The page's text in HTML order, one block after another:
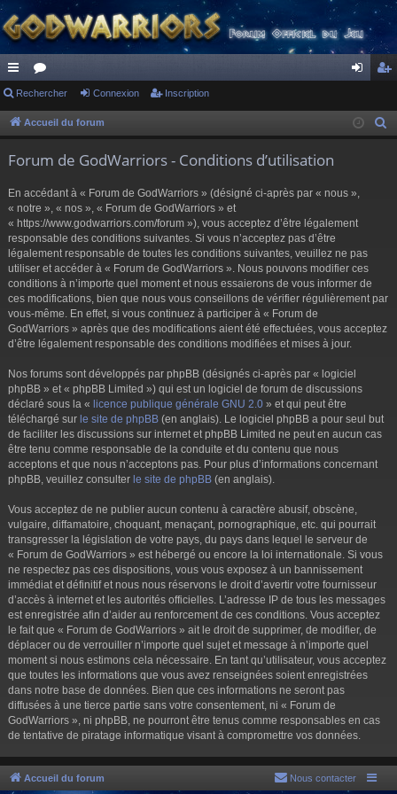
ac
co
s
or
u ne cri
Rechercher Connexion Inscription
Accueil du forum
Forum de GodWarriors - Conditions d’utilisation
En accédant à « Forum de GodWarriors » (désigné ci-après par « nous »,
« notre », « nos », « Forum de GodWarriors » et
« https://www.godwarriors.com/forum »), vous acceptez d’être légalement
responsable des conditions suivantes. Si vous n’acceptez pas d’être
légalement responsable de toutes les conditions suivantes, veuillez ne pas
utiliser et accéder à « Forum de GodWarriors ». Nous pouvons modifier ces
conditions à n’importe quel moment et nous essaierons de vous informer de
ces modifications, bien que nous vous conseillons de vérifier régulièrement par
vous-même. En effet, si vous continuez à participer à « Forum de
GodWarriors » après que des modifications aient été effectuées, vous acceptez
d’être légalement responsable des conditions modifiées et mises à jour.
Nos forums sont développés par phpBB (désignés ci-après par « logiciel
phpBB » et « phpBB Limited ») qui est un logiciel de forum de discussions
déclaré sous la « licence publique générale GNU 2.0 » et qui peut être
téléchargé sur le site de phpBB (en anglais). Le logiciel phpBB a pour seul but
de faciliter les discussions sur internet et phpBB Limited ne peut en aucun cas
être tenu comme responsable de la conduite et du contenu que nous
acceptons et que nous n’acceptons pas. Pour plus d’informations concernant
phpBB, veuillez consulter le site de phpBB (en anglais).
Vous acceptez de ne publier aucun contenu à caractère abusif, obscène,
vulgaire, diffamatoire, choquant, menaçant, pornographique, etc. qui pourrait
transgresser la législation de votre pays, du pays dans lequel le serveur de
« Forum de GodWarriors » est hébergé ou encore la loi internationale. Si vous
ne respectez pas ces dispositions, vous vous exposez à un bannissement
immédiat et définitif et nous nous réservons le droit d’avertir votre fournisseur
d’accès à internet et les autorités officielles. L’adresse IP de tous les messages
est enregistrée afin d’aider au renforcement de ces conditions. Vous acceptez
le fait que « Forum de GodWarriors » ait le droit de supprimer, de modifier, de
déplacer ou de verrouiller n’importe quel sujet et message à n’importe quel
moment si nous estimons cela nécessaire. En tant qu’utilisateur, vous acceptez
que toutes les informations que vous avez renseignées soient enregistrées
dans notre base de données. Bien que ces informations ne seront pas
diffusées à une tierce partie sans votre consentement, ni « Forum de
GodWarriors », ni phpBB, ne pourront être tenus comme responsables en cas
de tentative de piratage informatique visant à compromettre vos données.
Accueil du forum Nous contacter